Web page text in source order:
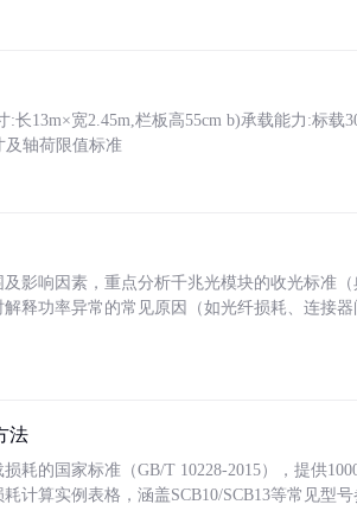
长13m×宽2.45m,栏板高55cm b)承载能力:标载
及轴荷限值标准
影响因素，重点分析千兆光模块的收光标准
释功率异常的常见原因（如光纤损耗、连接
法
耗的国家标准（GB/T 10228-2015），提供
计算实例表格，涵盖SCB10/SCB13等常见型